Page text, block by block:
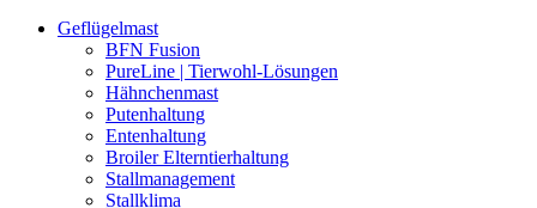
Geflügelmast
BFN Fusion
PureLine | Tierwohl-Lösungen
Hähnchenmast
Putenhaltung
Entenhaltung
Broiler Elterntierhaltung
Stallmanagement
Stallklima